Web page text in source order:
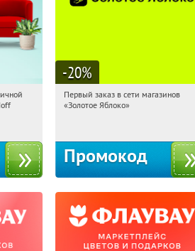
-20%
10:49:53
Получи первым!
Первый заказ в сети магазинов
«Золотое Яблоко»
Промокод